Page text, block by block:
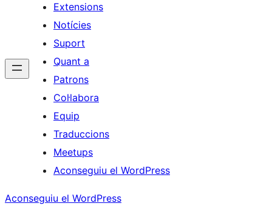
Extensions
Notícies
Suport
Quant a
Patrons
Col·labora
Equip
Traduccions
Meetups
Aconseguiu el WordPress
Aconseguiu el WordPress